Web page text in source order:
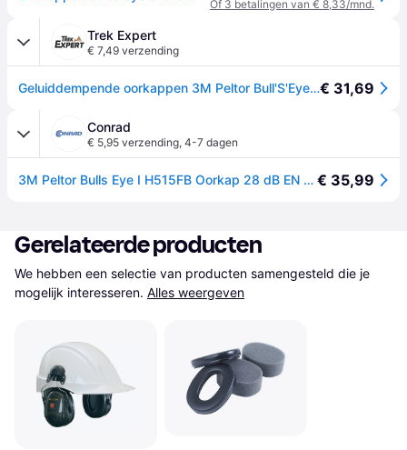
Of 3 betalingen van € 8,33/mnd.
Trek Expert
€ 7,49 verzending
Geluiddempende oorkappen 3M Peltor Bull'S'Eye I - Noir€ 31,69
Conrad
€ 5,95 verzending, 4-7 dagen
3M Peltor Bulls Eye I H515FB Oorkap 28 dB EN 352-1:2002 1 stuk(s) € 35,99
Gerelateerde producten
We hebben een selectie van producten samengesteld die je
mogelijk interesseren. Alles weergeven